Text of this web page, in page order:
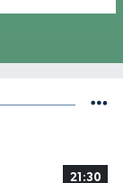
21:30